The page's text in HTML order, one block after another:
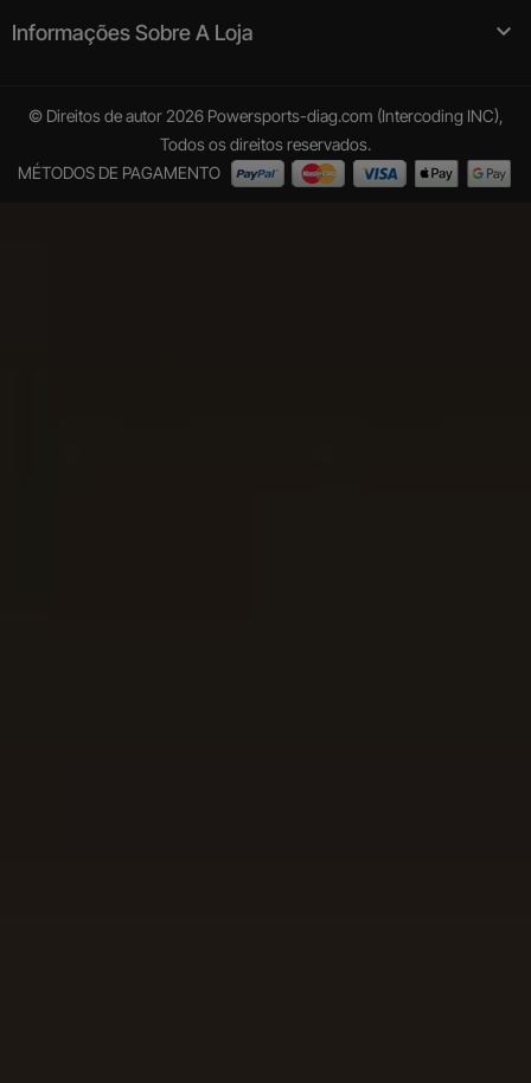
Informações Sobre A Loja 
© Direitos de autor 2026 Powersports-diag.com (Intercoding INC),
Todos os direitos reservados.
MÉTODOS DE PAGAMENTO